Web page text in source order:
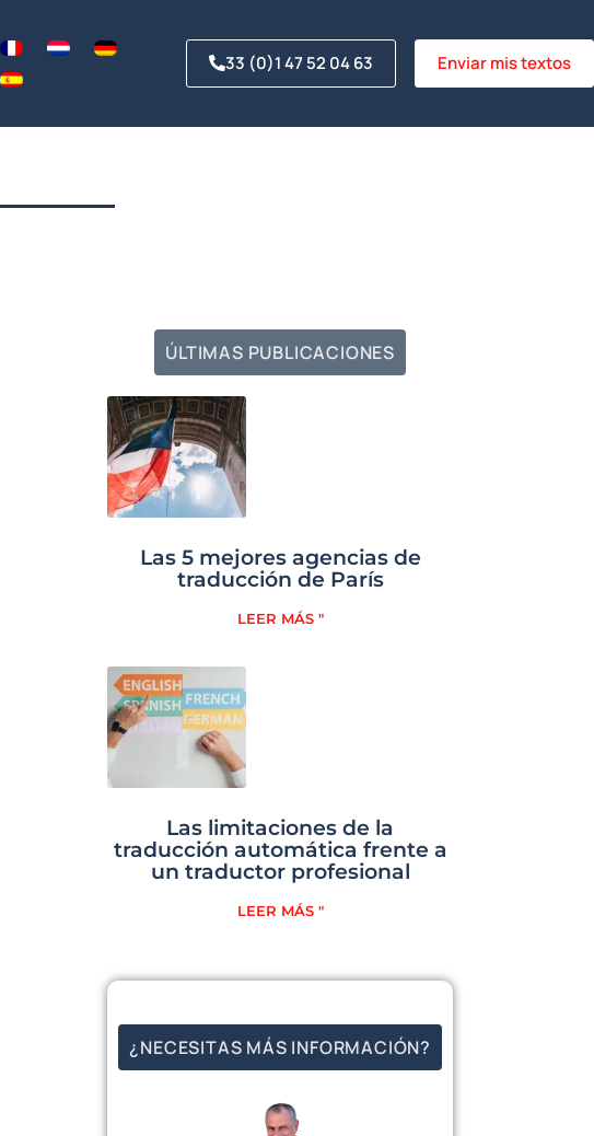
33 (0)1 47 52 04 63 Enviar mis textos
ÚLTIMAS PUBLICACIONES
Las 5 mejores agencias de
traducción de París
LEER MÁS "
Las limitaciones de la
traducción automática frente a
un traductor profesional
LEER MÁS "
¿NECESITAS MÁS INFORMACIÓN?